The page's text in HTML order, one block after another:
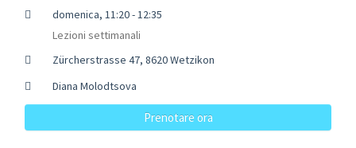
domenica, 11:20 - 12:35
Lezioni settimanali
Zürcherstrasse 47, 8620 Wetzikon
Diana Molodtsova
Prenotare ora